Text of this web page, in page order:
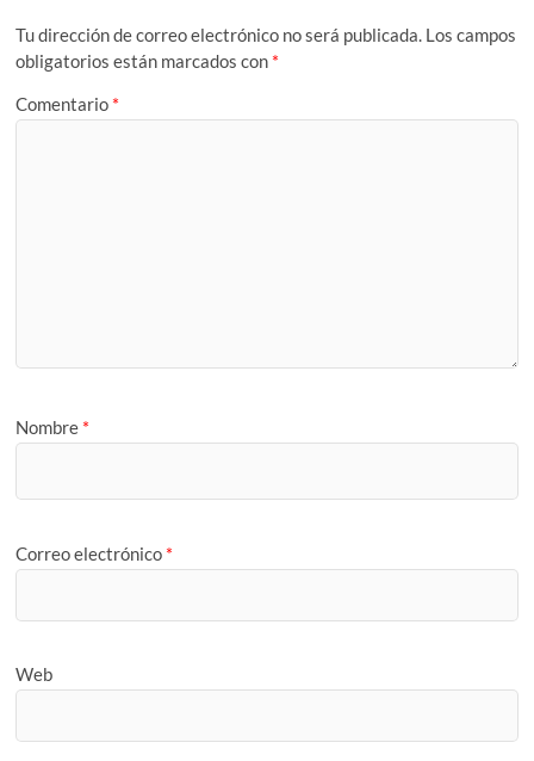
Tu dirección de correo electrónico no será publicada. Los campos
obligatorios están marcados con *
Comentario *
Nombre *
Correo electrónico *
Web